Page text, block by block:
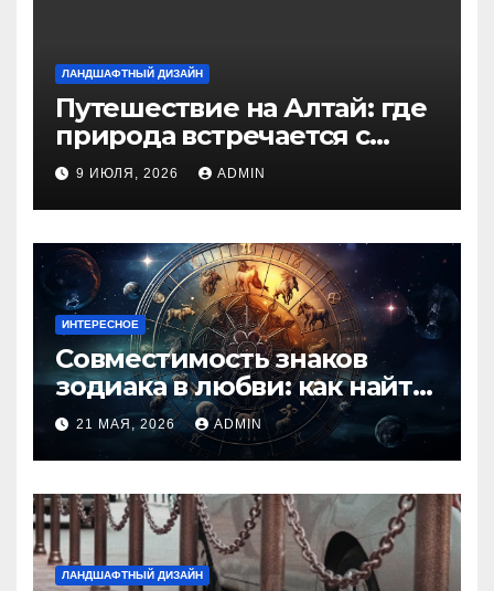
ЛАНДШАФТНЫЙ ДИЗАЙН
Путешествие на Алтай: где
природа встречается с
духом приключений
9 ИЮЛЯ, 2026 ADMIN
ИНТЕРЕСНОЕ
Совместимость знаков
зодиака в любви: как найти
идеальную пару и
избежать конфликтов
21 МАЯ, 2026 ADMIN
ЛАНДШАФТНЫЙ ДИЗАЙН